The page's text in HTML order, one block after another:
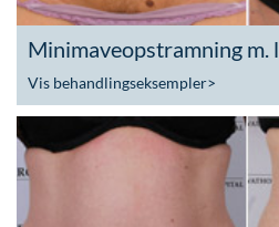
Minimaveopstramning m.
Vis behandlingseksempler>